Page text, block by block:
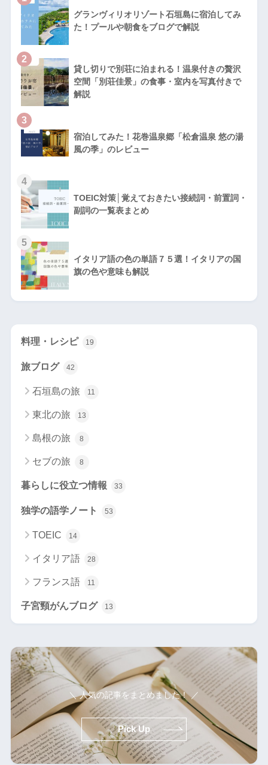
グランヴィリオリゾート石垣島に宿泊してみ
た！プールや朝食をブログで解説
2
貸し切りで別荘に泊まれる！温泉付きの贅沢
空間「別荘佳景」の食事・室内を写真付きで
解説
3
宿泊してみた！花巻温泉郷「松倉温泉 悠の湯
風の季」のレビュー
4
TOEIC対策│覚えておきたい接続詞・前置詞・
副詞の一覧表まとめ
5
イタリア語の色の単語７５選！イタリアの国
旗の色や意味も解説
料理・レシピ 19
旅ブログ 42
石垣島の旅 11
東北の旅 13
島根の旅 8
セブの旅 8
暮らしに役立つ情報 33
独学の語学ノート 53
TOEIC 14
イタリア語 28
フランス語 11
子宮頸がんブログ 13
＼ 人気の記事をまとめました！ ／
Pick Up